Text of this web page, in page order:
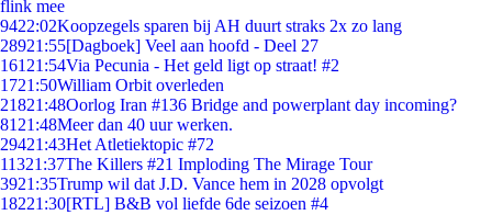
flink mee
9422:02Koopzegels sparen bij AH duurt straks 2x zo lang
28921:55[Dagboek] Veel aan hoofd - Deel 27
161 21:54Via Pecunia - Het geld ligt op straat! #2
1721:50William Orbit overleden
21821:48Oorlog Iran #136 Bridge and powerplant day incoming?
81 21:48Meer dan 40 uur werken.
29421:43Het Atletiektopic #72
11321:37The Killers #21 Imploding The Mirage Tour
3921:35Trump wil dat J.D. Vance hem in 2028 opvolgt
18221:30[RTL] B&B vol liefde 6de seizoen #4